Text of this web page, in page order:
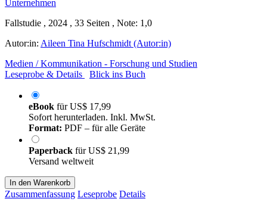
Fallstudie , 2024 , 33 Seiten , Note: 1,0
Autor:in: Aileen Tina Hufschmidt (Autor:in)
Medien / Kommunikation - Forschung und Studien
Leseprobe & Details
Blick ins Buch
eBook fürUS$ 17,99
Sofort herunterladen. Inkl. MwSt.
Format: PDF – für alle Geräte
Paperback fürUS$ 21,99
Versand weltweit
In den Warenkorb
Zusammenfassung Leseprobe Details